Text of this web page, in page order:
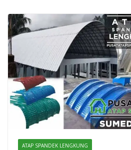
ATAP SPANDEK LENGKUNG